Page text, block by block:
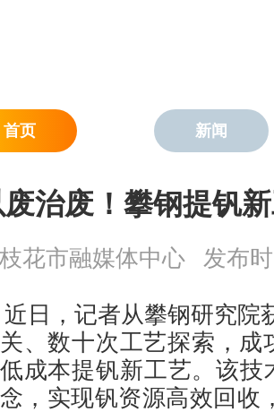
首页 新闻
废治废！攀钢提钒
花市融媒体中心 发布
近日，记者从攀钢研究院
、数十次工艺探索，
成本提钒新工艺。该技
，实现钒资源高效回